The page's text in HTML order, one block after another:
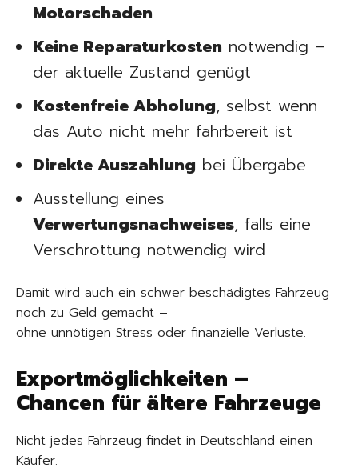
Motorschaden
Keine Reparaturkosten notwendig –
der aktuelle Zustand genügt
Kostenfreie Abholung, selbst wenn
das Auto nicht mehr fahrbereit ist
Direkte Auszahlung bei Übergabe
Ausstellung eines
Verwertungsnachweises, falls eine
Verschrottung notwendig wird
Damit wird auch ein schwer beschädigtes Fahrzeug
noch zu Geld gemacht –
ohne unnötigen Stress oder finanzielle Verluste.
Exportmöglichkeiten –
Chancen für ältere Fahrzeuge
Nicht jedes Fahrzeug findet in Deutschland einen
Käufer.